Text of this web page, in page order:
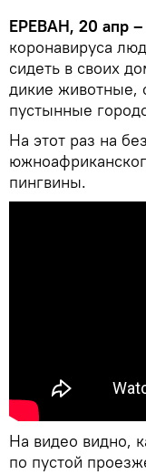
ЕРЕВАН, 20 апр
коронавируса
сидеть в своих
дикие животные,
пустынные
На этот раз на
пингвины.
На видео видно,
по пустой